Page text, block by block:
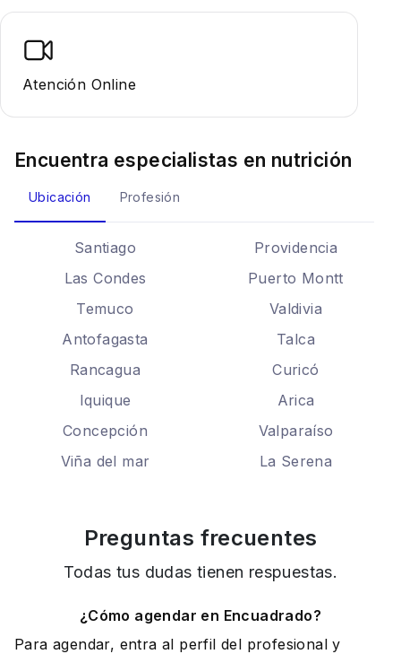
Atención Online
Encuentra especialistas en nutrición
Ubicación Profesión
Santiago
Providencia
Las Condes
Puerto Montt
Temuco
Valdivia
Antofagasta
Talca
Rancagua
Curicó
Iquique
Arica
Concepción
Valparaíso
Viña del mar
La Serena
Preguntas frecuentes
Todas tus dudas tienen respuestas.
¿Cómo agendar en Encuadrado?
Para agendar, entra al perfil del profesional y